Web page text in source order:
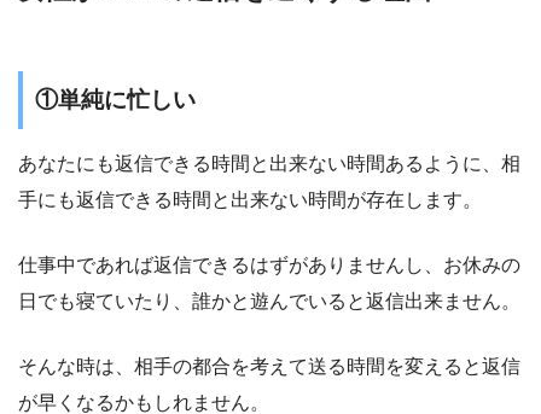
①単純に忙しい
あなたにも返信できる時間と出来ない時間あるように、相
手にも返信できる時間と出来ない時間が存在します。
仕事中であれば返信できるはずがありませんし、お休みの
日でも寝ていたり、誰かと遊んでいると返信出来ません。
そんな時は、相手の都合を考えて送る時間を変えると返信
が早くなるかもしれません。